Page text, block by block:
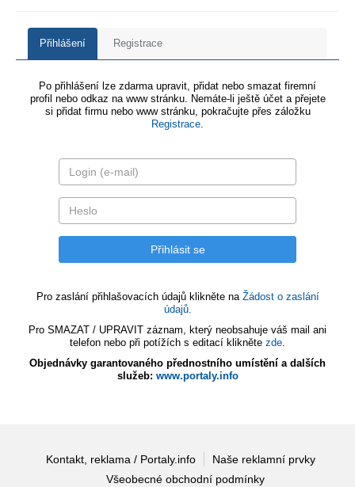
Přihlášení Registrace
Po přihlášení lze zdarma upravit, přidat nebo smazat firemní
profil nebo odkaz na www stránku. Nemáte-li ještě účet a přejete
si přidat firmu nebo www stránku, pokračujte přes záložku
Registrace.
Pro zaslání přihlašovacích údajů klikněte na Žádost o zaslání
údajů.
Pro SMAZAT / UPRAVIT záznam, který neobsahuje váš mail ani
telefon nebo při potížích s editací klikněte zde.
Objednávky garantovaného přednostního umístění a dalších
služeb: www.portaly.info
Kontakt, reklama / Portaly.info
Naše reklamní prvky
Všeobecné obchodní podmínky